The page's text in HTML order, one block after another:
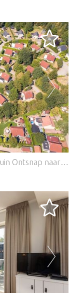
Moderne lodge met privésauna en tuin Ontsnap naar comfort in deze stijlvolle gelijkvloerse lodge in Recreatiepark De Tolplas. De doordacht ontworpen en volledig uitgeruste woning beschikt over een lichte woonkamer met smart-tv, een strakke open keuken met vaatwasser en magnetron, en twee gezellige slaapkamers met boxspringbedden die als tweepersoonsbed of met twee eenpersoonsbedden kunnen worden opgesteld. Geniet van de luxe van uw privé-infraroodsauna – perfect om te ontspannen na een dag vol ontdekkingen. En op warme zomerdagen zorgt de airconditioning voor een koele, rustgevende omgeving. Natuur, avontuur en huisdiervriendelijk plezier Ideaal gelegen nabij het schilderachtige meer van De Tolplas en op slechts 12 km van Almelo, biedt de omgeving eindeloze mogelijkheden voor buitenactiviteiten. Maak rustige wandelingen met uw huisdier rond het meer of verken de nabijgelegen paden in Nationaal Park Sallandse Heuvelrug. Veel bezoekers genieten van paddleboarden, hondvriendelijke fietsroutes en ontspannen aan het meer met hun viervoetige metgezel. De ruime tuin met gemeubileerd terras draagt bij aan de charme van de lodge en biedt volop ruimte om te ontspannen of te spelen. Eetgelegenheden & Lokale Smaken Hoewel het restaurant van de lodge gesloten is van 14 januari tot en met 6 februari, vindt u in uw welkomstmap een lijst met restaurants in de buurt. Geniet van een maaltijd in de buitenlucht bij huisdiervriendelijke cafés in Wierden of proef traditionele Nederlandse gerechten in het bruisende centrum van Almelo. Of u nu op zoek bent naar rust in de natuur, comfort of quality time met uw huisdier, deze lodge biedt het allemaal.